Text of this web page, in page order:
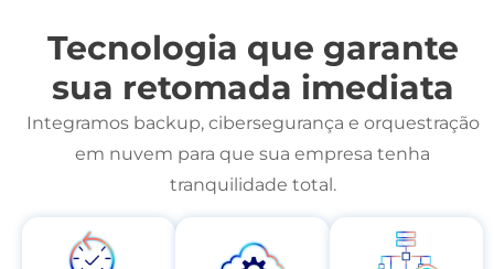
Tecnologia que garante
sua retomada imediata
Integramos backup, cibersegurança e orquestração
em nuvem para que sua empresa tenha
tranquilidade total.